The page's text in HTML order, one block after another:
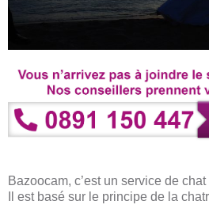
Bazoocam, c’est un service de
Il est basé sur le principe de la